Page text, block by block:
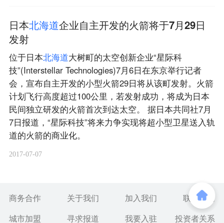
日本北海道企业自主开发的火箭将于7月29日
发射
位于日本北海道大树町的太空创新企业“星际科
技”(Interstellar Technologies)7月6日在东京举行记者
会，宣布自主开发的小型火箭29日将从该町发射。火箭
计划飞行高度超过100公里，若发射成功，将成为日本
民间独立研发的火箭首次到达太空。 据日本共同社7月
7日报道，“星际科技”将来力争实现将超小型卫星送入轨
道的火箭的商业化。
2017-07-07
商务合作 关于我们 加入我们
联系我们
城市加盟
寻求报道 我要入驻 投资者关系